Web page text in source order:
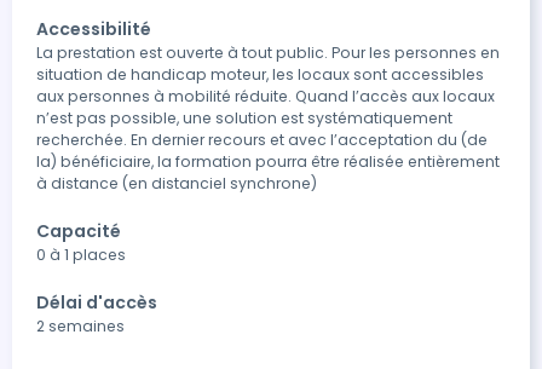
Accessibilité
La prestation est ouverte à tout public. Pour les personnes en
situation de handicap moteur, les locaux sont accessibles
aux personnes à mobilité réduite. Quand l’accès aux locaux
n’est pas possible, une solution est systématiquement
recherchée. En dernier recours et avec l’acceptation du (de
la) bénéficiaire, la formation pourra être réalisée entièrement
à distance (en distanciel synchrone)
Capacité
0 à 1 places
Délai d'accès
2 semaines